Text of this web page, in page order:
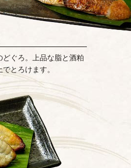
ぐろ。上品な脂と酒粕
とろけます。